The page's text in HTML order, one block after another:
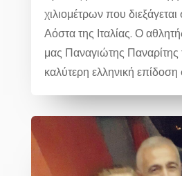
χιλιομέτρων που
Αόστα της Ιταλίας. Ο
μας Παναγιώτης Παναρίτης
καλύτερη ελληνική